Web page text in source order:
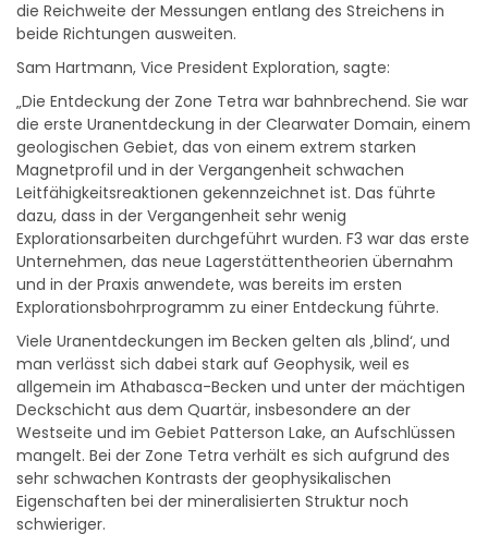
die Reichweite der Messungen entlang des Streichens in
beide Richtungen ausweiten.
Sam Hartmann, Vice President Exploration, sagte:
„Die Entdeckung der Zone Tetra war bahnbrechend. Sie war
die erste Uranentdeckung in der Clearwater Domain, einem
geologischen Gebiet, das von einem extrem starken
Magnetprofil und in der Vergangenheit schwachen
Leitfähigkeitsreaktionen gekennzeichnet ist. Das führte
dazu, dass in der Vergangenheit sehr wenig
Explorationsarbeiten durchgeführt wurden. F3 war das erste
Unternehmen, das neue Lagerstättentheorien übernahm
und in der Praxis anwendete, was bereits im ersten
Explorationsbohrprogramm zu einer Entdeckung führte.
Viele Uranentdeckungen im Becken gelten als ‚blind‘, und
man verlässt sich dabei stark auf Geophysik, weil es
allgemein im Athabasca-Becken und unter der mächtigen
Deckschicht aus dem Quartär, insbesondere an der
Westseite und im Gebiet Patterson Lake, an Aufschlüssen
mangelt. Bei der Zone Tetra verhält es sich aufgrund des
sehr schwachen Kontrasts der geophysikalischen
Eigenschaften bei der mineralisierten Struktur noch
schwieriger.